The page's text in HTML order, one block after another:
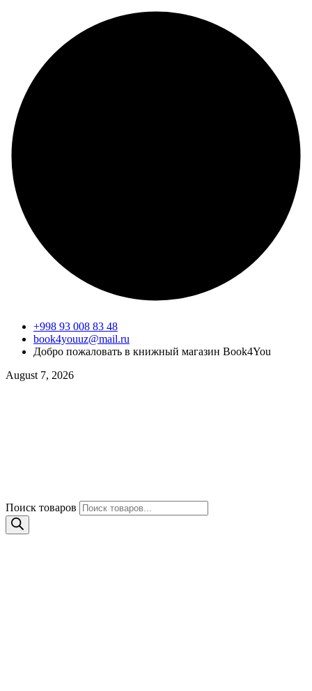
+998 93 008 83 48
book4youuz@mail.ru
Добро пожаловать в книжный магазин Book4You
August 7, 2026
Поиск товаров